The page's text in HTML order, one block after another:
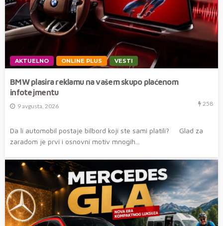
AKTUELNO ONLINE PLUS VESTI
BMW plasira reklamu na vašem skupo plaćenom
infotejmentu
9 avgusta, 2026 258
Da li automobil postaje bilbord koji ste sami platili? Glad za
zaradom je prvi i osnovni motiv mnogih...